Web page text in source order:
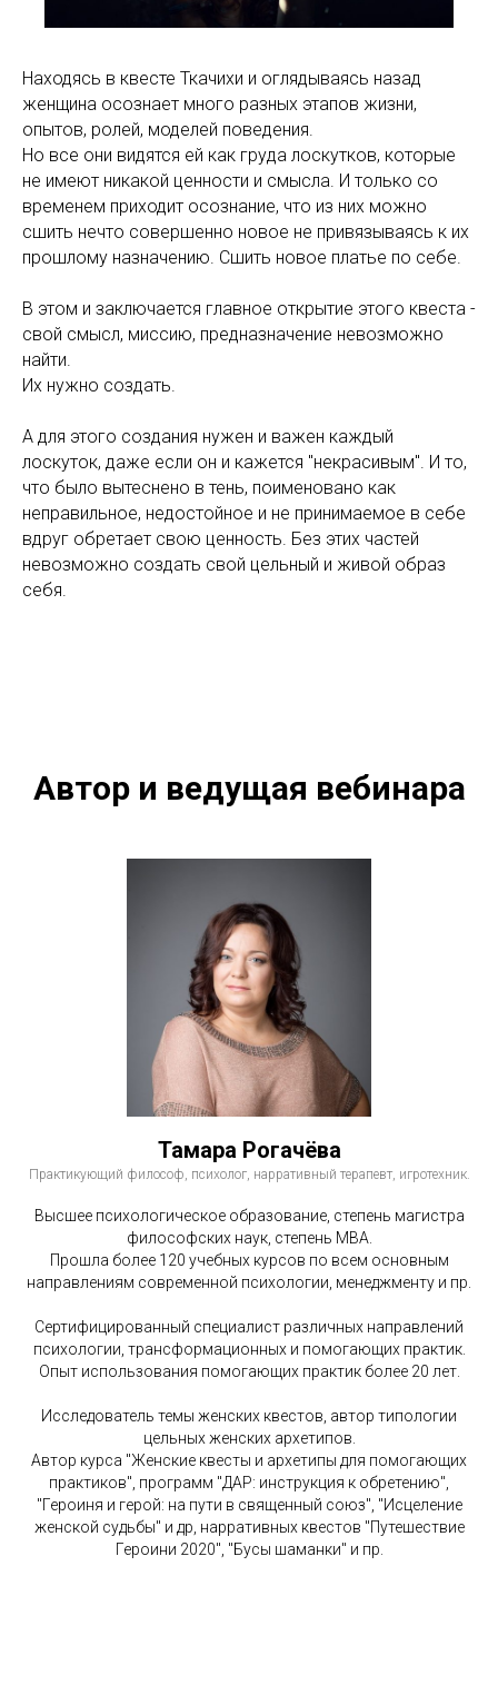
Находясь в квесте Ткачихи и оглядываясь назад
женщина осознает много разных этапов жизни,
опытов, ролей, моделей поведения.
Но все они видятся ей как груда лоскутков, которые
не имеют никакой ценности и смысла. И только со
временем приходит осознание, что из них можно
сшить нечто совершенно новое не привязываясь к их
прошлому назначению. Сшить новое платье по себе.
В этом и заключается главное открытие этого квеста -
свой смысл, миссию, предназначение невозможно
найти.
Их нужно создать.
А для этого создания нужен и важен каждый
лоскуток, даже если он и кажется "некрасивым". И то,
что было вытеснено в тень, поименовано как
неправильное, недостойное и не принимаемое в себе
вдруг обретает свою ценность. Без этих частей
невозможно создать свой цельный и живой образ
себя.
Автор и ведущая вебинара
Тамара Рогачёва
Практикующий философ, психолог, нарративный терапевт, игротехник.
Высшее психологическое образование, степень магистра
философских наук, степень МВА.
Прошла более 120 учебных курсов по всем основным
направлениям современной психологии, менеджменту и пр.
Сертифицированный специалист различных направлений
психологии, трансформационных и помогающих практик.
Опыт использования помогающих практик более 20 лет.
Исследователь темы женских квестов, автор типологии
цельных женских архетипов.
Автор курса "Женские квесты и архетипы для помогающих
практиков", программ "ДАР: инструкция к обретению",
"Героиня и герой: на пути в священный союз", "Исцеление
женской судьбы" и др, нарративных квестов "Путешествие
Героини 2020", "Бусы шаманки" и пр.